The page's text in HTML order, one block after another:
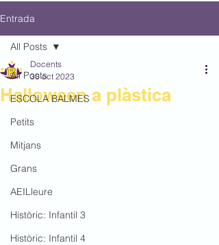
Entrada
All Posts
ESCOLA BALMES
Petits
Mitjans
Grans
AEILleure
Històric: Infantil 3
Històric: Infantil 4
All Posts
Halloween a plàstica
Docents
30 oct 2023